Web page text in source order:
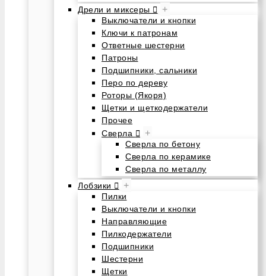
Дрели и миксеры
+
Выключатели и кнопки
Ключи к патронам
Ответные шестерни
Патроны
Подшипники, сальники
Перо по дереву
Роторы (Якоря)
Щетки и щеткодержатели
Прочее
Сверла
+
Сверла по бетону
Сверла по керамике
Сверла по металлу
Лобзики
+
Пилки
Выключатели и кнопки
Направляющие
Пилкодержатели
Подшипники
Шестерни
Щетки